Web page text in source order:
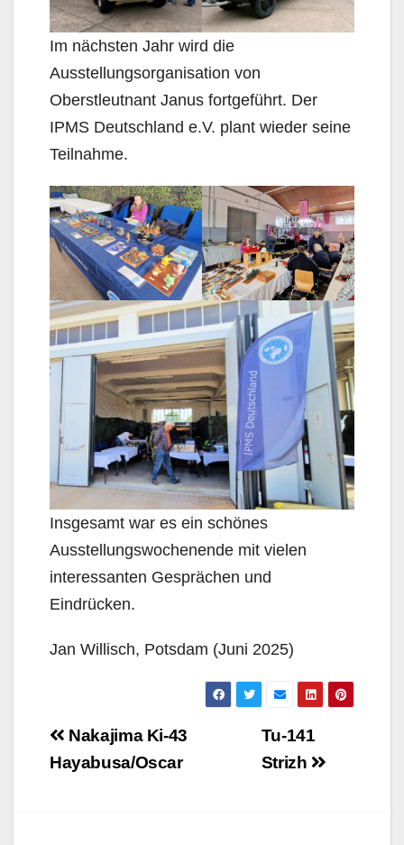
Im nächsten Jahr wird die
Ausstellungsorganisation von
Oberstleutnant Janus fortgeführt. Der
IPMS Deutschland e.V. plant wieder seine
Teilnahme.
Insgesamt war es ein schönes
Ausstellungswochenende mit vielen
interessanten Gesprächen und
Eindrücken.
Jan Willisch, Potsdam (Juni 2025)
BeitragsnavigationTu-141
Strizh
Nakajima Ki-43
Hayabusa/Oscar